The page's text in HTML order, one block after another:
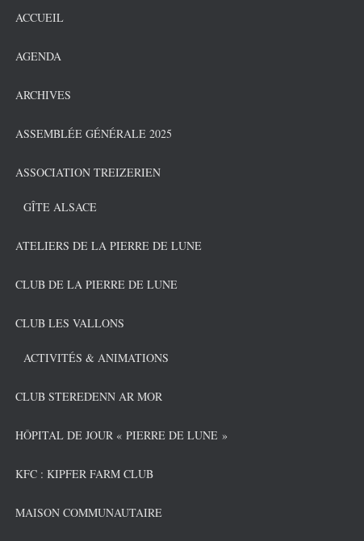
ACCUEIL
AGENDA
ARCHIVES
ASSEMBLÉE GÉNÉRALE 2025
ASSOCIATION TREIZERIEN
GÎTE ALSACE
ATELIERS DE LA PIERRE DE LUNE
CLUB DE LA PIERRE DE LUNE
CLUB LES VALLONS
ACTIVITÉS & ANIMATIONS
CLUB STEREDENN AR MOR
HÔPITAL DE JOUR « PIERRE DE LUNE »
KFC : KIPFER FARM CLUB
MAISON COMMUNAUTAIRE